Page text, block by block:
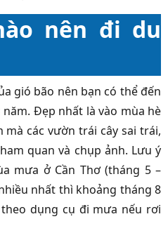
nên đi du
gió bão nên bạn có thể đến
Đẹp nhất là vào mùa hè
các vườn trái cây sai trái,
quan và chụp ảnh. Lưu ý
mưa ở Cần Thơ (tháng 5 –
nhất thì khoảng tháng 8
dụng cụ đi mưa nếu rơi